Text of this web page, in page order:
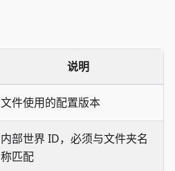
说明
文件使用的配置版本
内部世界 ID，必须与文件夹名
称匹配